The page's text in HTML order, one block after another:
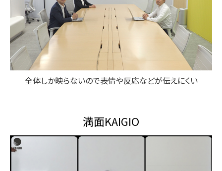
全体しか映らないので表情や反応などが伝えにくい
満面KAIGIO